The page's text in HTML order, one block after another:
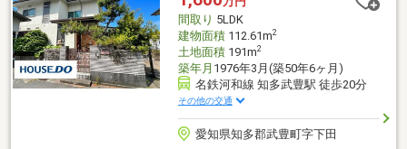
詳細・ご相談はお気軽にお問い合わせください。
間取り 5LDK
建物面積112.61m2
土地面積191m2
築年月 1976年3月(築50年6ヶ月)
名鉄河和線 知多武豊駅 徒歩20分
その他の交通
愛知県知多郡武豊町字下田